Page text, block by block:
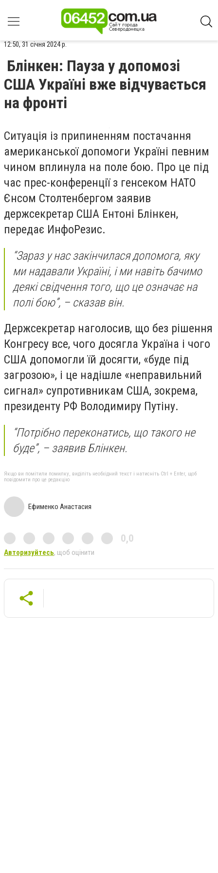
12:50, 31 січня 2024 р.
Блінкен: Пауза у допомозі
США Україні вже відчувається
на фронті
Ситуація із припиненням постачання
американської допомоги Україні певним
чином вплинула на поле бою. Про це під
час прес-конференції з генсеком НАТО
Єнсом Столтенбергом заявив
держсекретар США Ентоні Блінкен,
передає ИнфоРезис.
“Зараз у нас закінчилася допомога, яку
ми надавали Україні, і ми навіть бачимо
деякі свідчення того, що це означає на
полі бою”, – сказав він.
Держсекретар наголосив, що без рішення
Конгресу все, чого досягла Україна і чого
США допомогли їй досягти, «буде під
загрозою», і це надішле «неправильний
сигнал» супротивникам США, зокрема,
президенту РФ Володимиру Путіну.
“Потрібно переконатись, що такого не
буде”, – заявив Блінкен.
Якщо ви помітили помилку, виділіть необхідний текст і натисніть Ctrl + Enter, щоб
повідомити про це редакцію
Ефименко Анастасия
0,0
Авторизуйтесь, щоб оцінити